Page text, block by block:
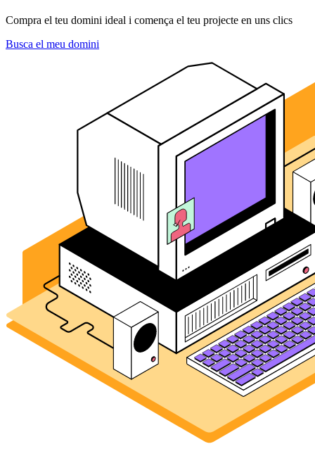
Compra el teu domini ideal i comença el teu projecte en uns clics
Busca el meu domini